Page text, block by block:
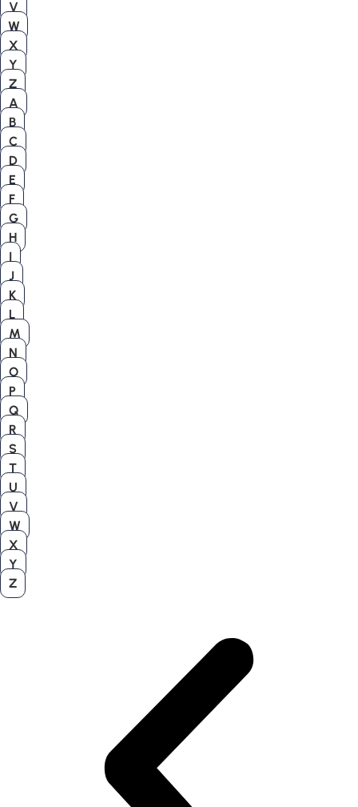
V
W
X
Y
Z
A
B
C
D
E
F
G
H
I
J
K
L
M
N
O
P
Q
R
S
T
U
V
W
X
Y
Z